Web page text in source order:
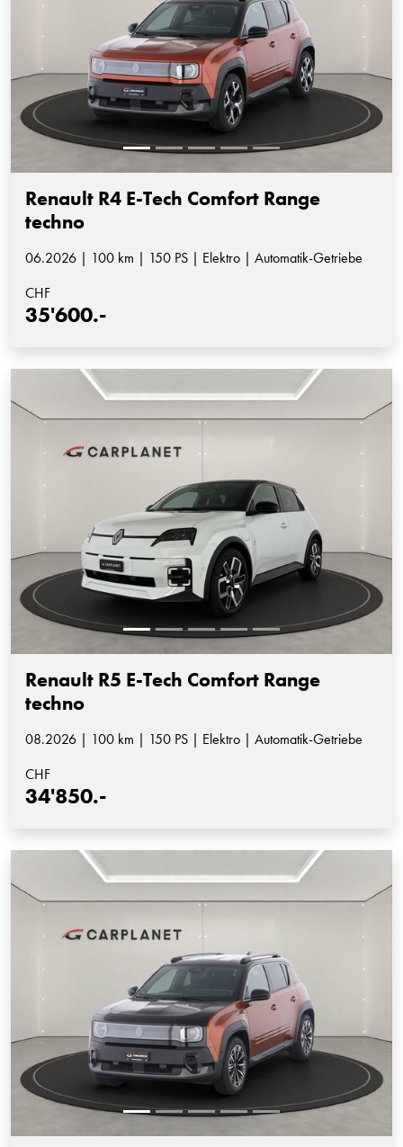
Renault R4 E-Tech Comfort Range
techno
06.2026 | 100 km | 150 PS | Elektro | Automatik-Getriebe
CHF
35'600.-
Renault R5 E-Tech Comfort Range
techno
08.2026 | 100 km | 150 PS | Elektro | Automatik-Getriebe
CHF
34'850.-